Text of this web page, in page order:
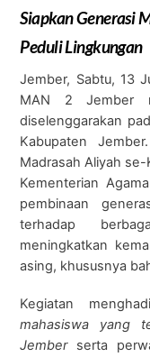
Siapkan Generasi
Peduli Lingkungan
Jember, Sabtu, 13
MAN 2 Jember
diselenggarakan
Kabupaten
Madrasah Aliyah
Kementerian
pembinaan
terhadap
meningkatkan
asing, khususnya
Kegiatan
mahasiswa yang
Jemberserta